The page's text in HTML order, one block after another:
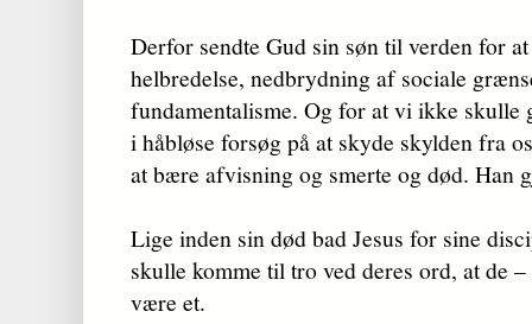
Derfor sendte Gud sin søn til verden for
helbredelse, nedbrydning af sociale
fundamentalisme. Og for at vi ikke skulle
i håbløse forsøg på at skyde skylden fra
at bære afvisning og smerte og død. Han
Lige inden sin død bad Jesus for sine
skulle komme til tro ved deres ord, at de
være et.